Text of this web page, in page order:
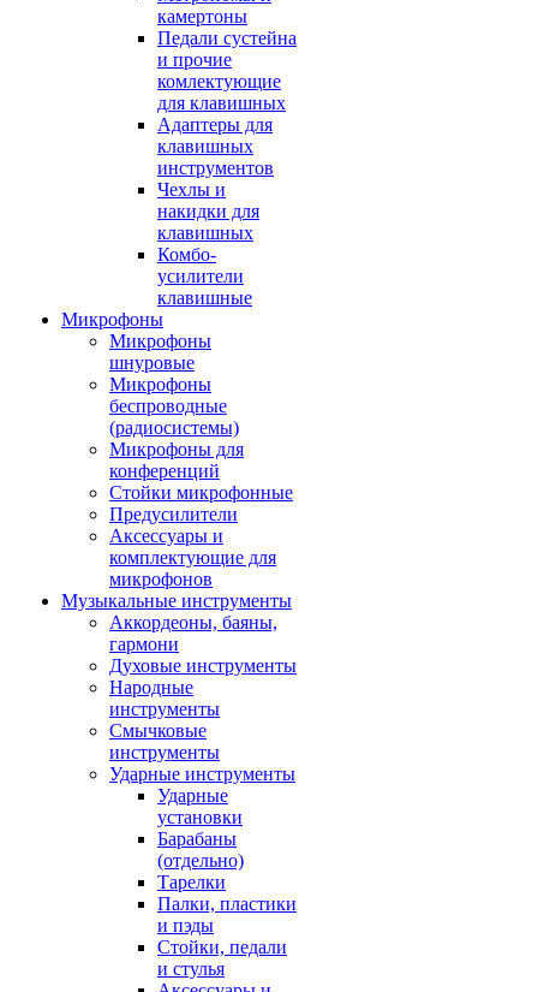
камертоны
Педали сустейна
и прочие
комлектующие
для клавишных
Адаптеры для
клавишных
инструментов
Чехлы и
накидки для
клавишных
Комбо-
усилители
клавишные
Микрофоны
Микрофоны
шнуровые
Микрофоны
беспроводные
(радиосистемы)
Микрофоны для
конференций
Стойки микрофонные
Предусилители
Аксессуары и
комплектующие для
микрофонов
Музыкальные инструменты
Аккордеоны, баяны,
гармони
Духовые инструменты
Народные
инструменты
Смычковые
инструменты
Ударные инструменты
Ударные
установки
Барабаны
(отдельно)
Тарелки
Палки, пластики
и пэды
Стойки, педали
и стулья